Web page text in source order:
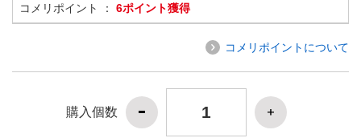
コメリポイント ： 6ポイント獲得
コメリポイントについて
購入個数